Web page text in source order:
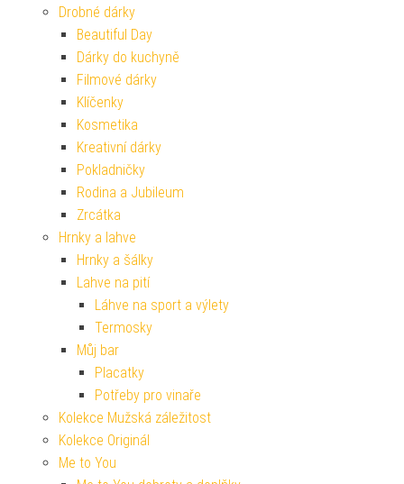
Drobné dárky
Beautiful Day
Dárky do kuchyně
Filmové dárky
Klíčenky
Kosmetika
Kreativní dárky
Pokladničky
Rodina a Jubileum
Zrcátka
Hrnky a lahve
Hrnky a šálky
Lahve na pití
Láhve na sport a výlety
Termosky
Můj bar
Placatky
Potřeby pro vinaře
Kolekce Mužská záležitost
Kolekce Originál
Me to You